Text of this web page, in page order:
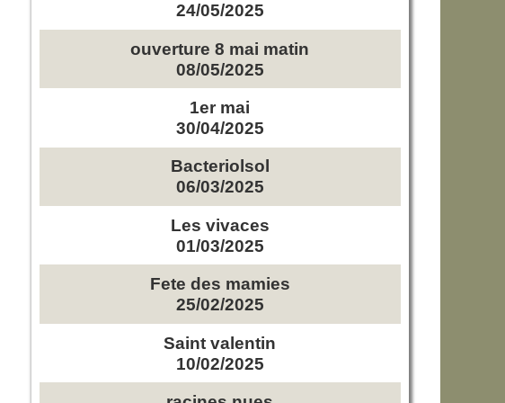
24/05/2025
ouverture 8 mai matin
08/05/2025
1er mai
30/04/2025
Bacteriolsol
06/03/2025
Les vivaces
01/03/2025
Fete des mamies
25/02/2025
Saint valentin
10/02/2025